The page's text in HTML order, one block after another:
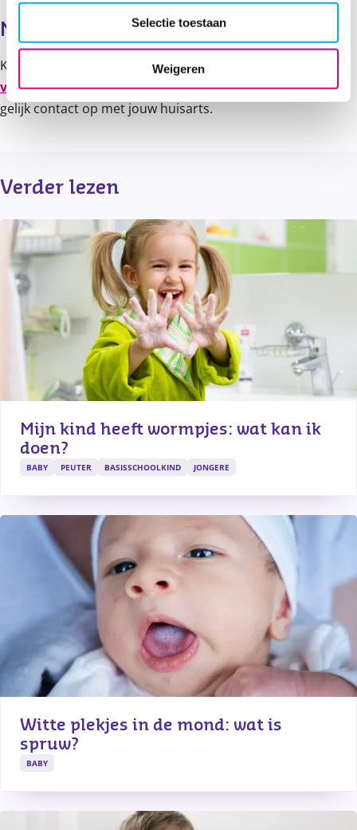
Selectie toestaan
Weigeren
Meer informatie?
Kijk voor meer informatie over het RS-virus op
van het RIVM. En vertrouw je de situatie niet? Neem dan
gelijk contact op met jouw huisarts.
Verder lezen
Mijn kind heeft wormpjes: wat kan ik
doen?
BABY PEUTER BASISSCHOOLKIND JONGERE
Witte plekjes in de mond: wat is
spruw?
BABY